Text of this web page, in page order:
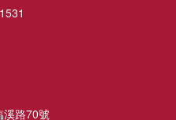
溪路70號